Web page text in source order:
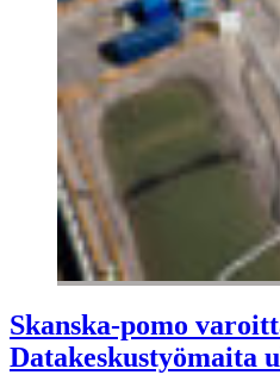
Skanska-pomo
Datakeskustyömaita